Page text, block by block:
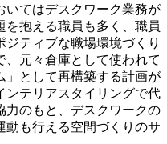
いてはデスクワーク業務が
抱える職員も多く、職員
ティブな職場環境づくり
、元々倉庫として使われて
」として再構築する計画が
ンテリアスタイリングで代
力のもと、デスクワークの
動も行える空間づくりのサ